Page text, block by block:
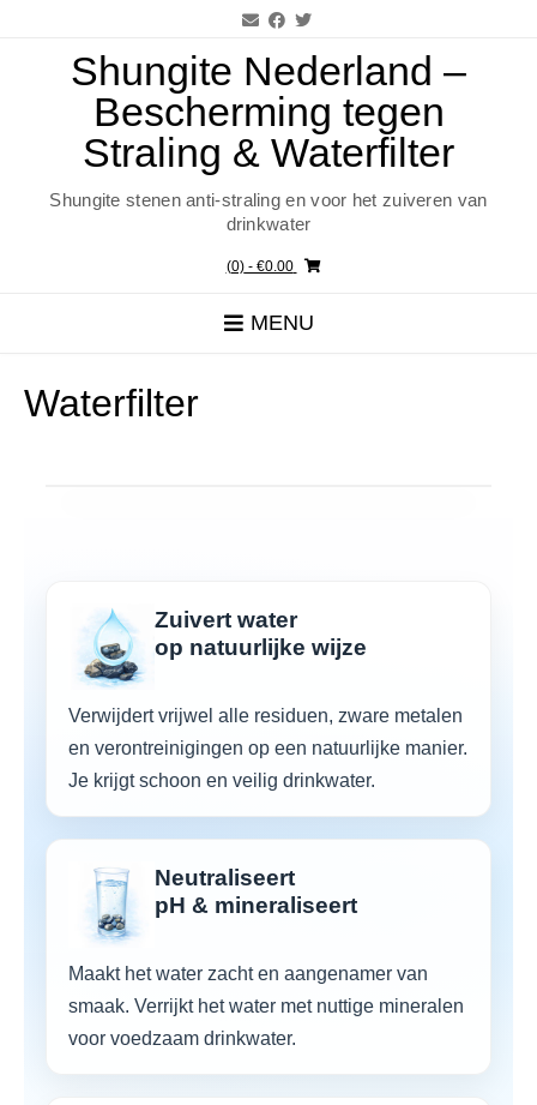
Shungite Nederland –
Bescherming tegen
Straling & Waterfilter
Shungite stenen anti-straling en voor het zuiveren van
drinkwater
(0)- €0.00
MENU
Waterfilter
Het is de beste keuze voor een natuurlijke
waterfilter die water zuivert, pH-waarde
neutraliseert en verrijkt met belangrijke
Zuivert water
op natuurlijke wijze
Verwijdert vrijwel alle residuen, zware metalen
en verontreinigingen op een natuurlijke manier.
Je krijgt schoon en veilig drinkwater.
Neutraliseert
pH & mineraliseert
Maakt het water zacht en aangenamer van
smaak. Verrijkt het water met nuttige mineralen
voor voedzaam drinkwater.